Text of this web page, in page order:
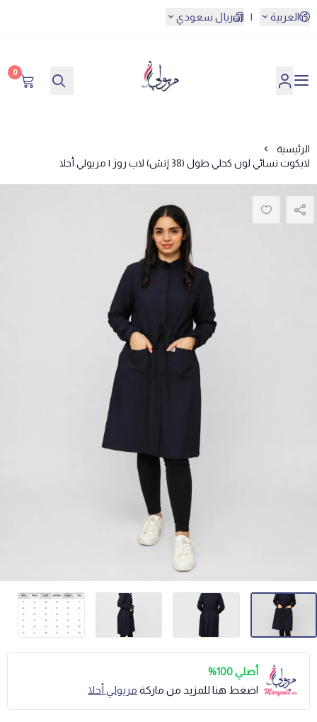
العربية | ريال سعودي
مريولي أحلا
0
الرئيسية
لابكوت نسائي لون كحلي طول (38 إنش) لاب روز | مريولي أحلا
أصلي 100%
اضغط هنا للمزيد من ماركة مريولي أحلا